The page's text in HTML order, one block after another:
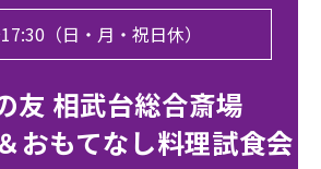
（日・月・祝日休）
友 相武台総合斎場
おもてなし料理試食会